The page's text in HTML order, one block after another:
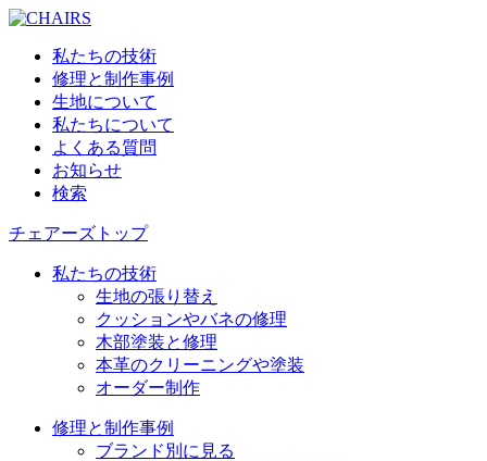
私たちの技術
修理と制作事例
生地について
私たちについて
よくある質問
お知らせ
検索
チェアーズトップ
私たちの技術
生地の張り替え
クッションやバネの修理
木部塗装と修理
本革のクリーニングや塗装
オーダー制作
修理と制作事例
ブランド別に見る